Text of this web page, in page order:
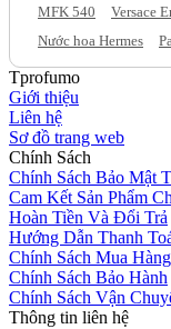
MFK 540
Versace
Nước hoa Hermes
Tprofumo
Giới thiệu
Liên hệ
Sơ đồ trang web
Chính Sách
Chính Sách Bảo Mật
Cam Kết Sản Phẩm
Hoàn Tiền Và Đổi Trả
Hướng Dẫn Thanh
Chính Sách Mua Hàng
Chính Sách Bảo Hành
Chính Sách Vận
Thông tin liên hệ